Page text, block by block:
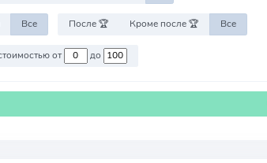
Все После 🏆 Кроме после 🏆 Все
Против команд со стоимостью от до